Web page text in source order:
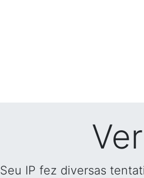
Seu IP fez diversas